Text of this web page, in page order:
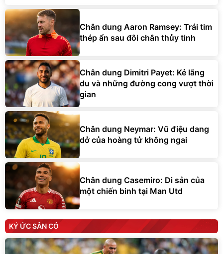
Chân dung Aaron Ramsey: Trái tim
thép ẩn sau đôi chân thủy tinh
Chân dung Dimitri Payet: Kẻ lãng
du và những đường cong vượt thời
gian
Chân dung Neymar: Vũ điệu dang
dở của hoàng tử không ngai
Chân dung Casemiro: Di sản của
một chiến binh tại Man Utd
KÝ ỨC SÂN CỎ